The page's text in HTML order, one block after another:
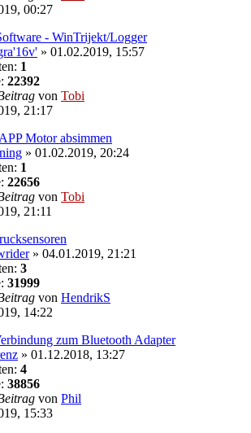
00:27
- WinTrijekt/Logger
» 01.02.2019, 15:57
1
22392
von Tobi
21:17
Motor absimmen
» 01.02.2019, 20:24
1
22656
von Tobi
21:11
» 04.01.2019, 21:21
3
31999
von HendrikS
14:22
zum Bluetooth Adapter
» 01.12.2018, 13:27
4
38856
von Phil
15:33